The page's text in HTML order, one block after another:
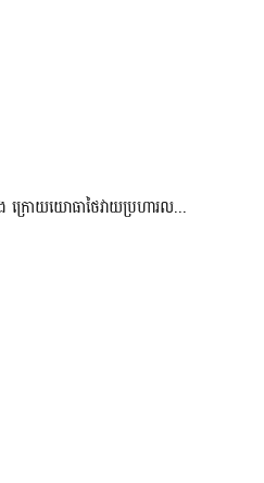
ក្រោយយោធាថៃវាយប្រហារល...